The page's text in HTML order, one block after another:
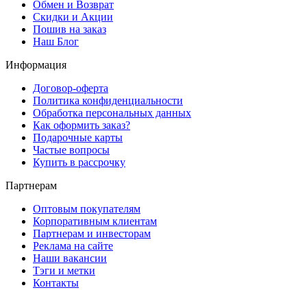
Обмен и Возврат
Скидки и Акции
Пошив на заказ
Наш Блог
Информация
Договор-оферта
Политика конфиденциальности
Обработка персональных данных
Как оформить заказ?
Подарочные карты
Частые вопросы
Купить в рассрочку
Партнерам
Оптовым покупателям
Корпоративным клиентам
Партнерам и инвесторам
Реклама на сайте
Наши вакансии
Тэги и метки
Контакты